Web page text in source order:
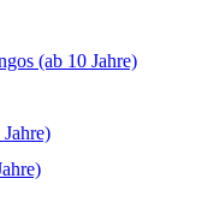
(ab 10 Jahre)